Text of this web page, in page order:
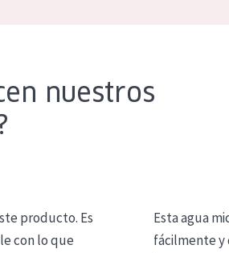
nuestros
producto. Es
con lo que
Esta agua
fácilmente y